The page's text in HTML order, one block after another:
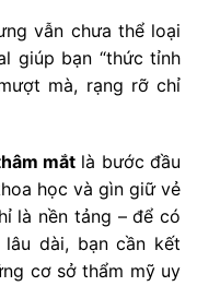
vẫn chưa thể loại
giúp bạn “thức tỉnh
mà, rạng rỡ chỉ
mắt là bước đầu
học và gìn giữ vẻ
là nền tảng – để có
dài, bạn cần kết
cơ sở thẩm mỹ uy